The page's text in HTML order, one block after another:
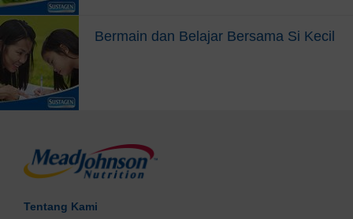
Bermain dan Belajar Bersama Si Kecil
Tentang Kami